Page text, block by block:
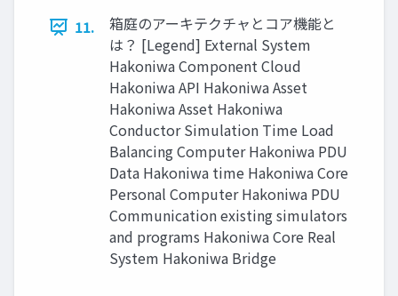
11.
箱庭のアーキテクチャとコア機能と
は？ [Legend] External System
Hakoniwa Component Cloud
Hakoniwa API Hakoniwa Asset
Hakoniwa Asset Hakoniwa
Conductor Simulation Time Load
Balancing Computer Hakoniwa PDU
Data Hakoniwa time Hakoniwa Core
Personal Computer Hakoniwa PDU
Communication existing simulators
and programs Hakoniwa Core Real
System Hakoniwa Bridge